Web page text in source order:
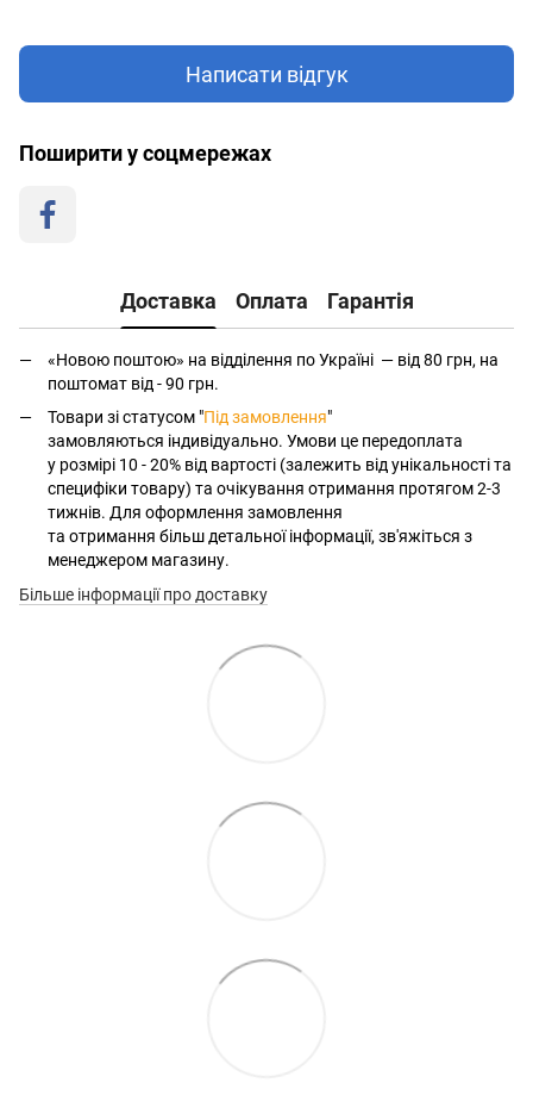
Написати відгук
Поширити у соцмережах
Доставка Оплата Гарантія
«Новою поштою» на відділення по Україні — від 80 грн, на
поштомат від - 90 грн.
Товари зі статусом "Під замовлення"
замовляються індивідуально. Умови це передоплата
у розмірі 10 - 20% від вартості (залежить від унікальності та
специфіки товару) та очікування отримання протягом 2-3
тижнів. Для оформлення замовлення
та отримання більш детальної інформації, зв'яжіться з
менеджером магазину.
Більше інформації про доставку